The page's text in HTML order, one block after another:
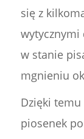
się z
wytycznymi
w stanie
mgnieniu
Dzięki
piosenek